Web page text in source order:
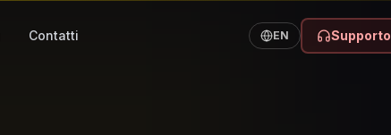
Contatti EN Supporto